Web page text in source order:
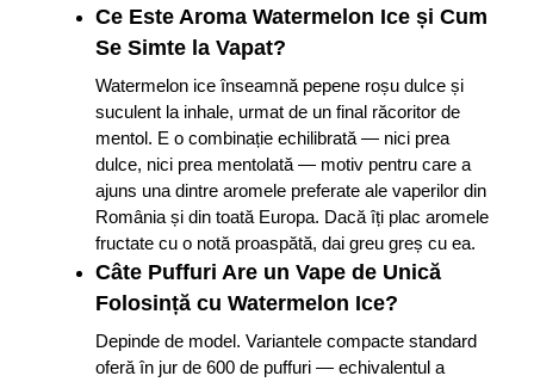
Ce Este Aroma Watermelon Ice și Cum
Se Simte la Vapat?
Watermelon ice înseamnă pepene roșu dulce și
suculent la inhale, urmat de un final răcoritor de
mentol. E o combinație echilibrată — nici prea
dulce, nici prea mentolată — motiv pentru care a
ajuns una dintre aromele preferate ale vaperilor din
România și din toată Europa. Dacă îți plac aromele
fructate cu o notă proaspătă, dai greu greș cu ea.
Câte Puffuri Are un Vape de Unică
Folosință cu Watermelon Ice?
Depinde de model. Variantele compacte standard
oferă în jur de 600 de puffuri — echivalentul a